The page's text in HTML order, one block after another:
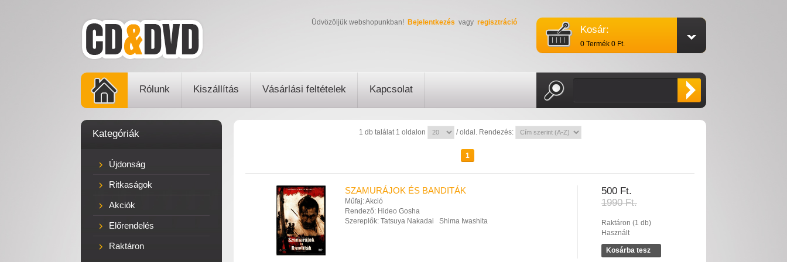
Kosár:
0 Termék 0 Ft.
Üdvözöljük webshopunkban! Bejelentkezés vagy regisztráció
Rólunk Kiszállítás Vásárlási feltételek Kapcsolat
Kategóriák
Újdonság
Ritkaságok
Akciók
Előrendelés
Raktáron
1 db találat 1 oldalon / oldal. Rendezés:
1
500 Ft.
1990 Ft.
Raktáron (1 db)
Használt
Kosárba tesz
SZAMURÁJOK ÉS BANDITÁK
Műfaj:Akció
Rendező: Hideo Gosha
Szereplők: Tatsuya Nakadai Shima Iwashita